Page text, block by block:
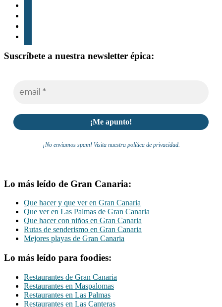
Suscríbete a nuestra newsletter épica:
¡No enviamos spam! Visita nuestra política de privacidad.
Lo más leído de Gran Canaria:
Que hacer y que ver en Gran Canaria
Que ver en Las Palmas de Gran Canaria
Que hacer con niños en Gran Canaria
Rutas de senderismo en Gran Canaria
Mejores playas de Gran Canaria
Lo más leído para foodies:
Restaurantes de Gran Canaria
Restaurantes en Maspalomas
Restaurantes en Las Palmas
Restaurantes en Las Canteras